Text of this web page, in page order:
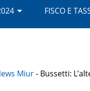
FISCO E
Miur- Bussetti: